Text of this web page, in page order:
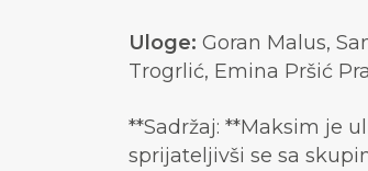
Uloge: Goran Malus,
Trogrlić, Emina Pršić
**Sadržaj: **Maksim je
sprijateljivši se sa